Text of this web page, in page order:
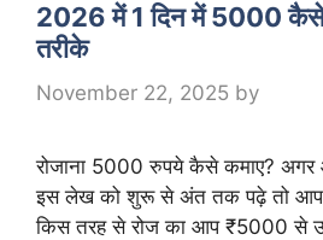
2026 में 1 दिन में 5000
तरीके
November 22, 2025 by
रोजाना 5000 रुपये कैसे कमाए? अगर
इस लेख को शुरू से अंत तक पढ़े तो आप
किस तरह से रोज का आप ₹5000 से